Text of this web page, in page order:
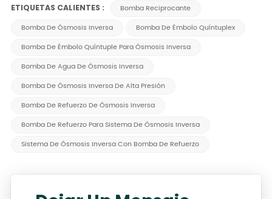
ETIQUETAS CALIENTES :
Bomba Reciprocante
Bomba De Ósmosis Inversa
Bomba De Émbolo Quíntuplex
Bomba De Émbolo Quíntuple Para Ósmosis Inversa
Bomba De Agua De Ósmosis Inversa
Bomba De Ósmosis Inversa De Alta Presión
Bomba De Refuerzo De Ósmosis Inversa
Bomba De Refuerzo Para Sistema De Ósmosis Inversa
Sistema De Ósmosis Inversa Con Bomba De Refuerzo